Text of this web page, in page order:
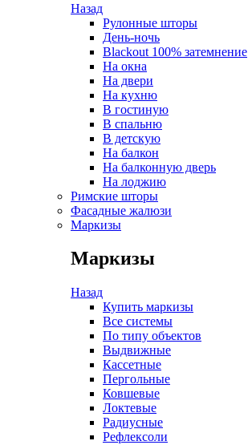
Назад
Рулонные шторы
День-ночь
Blackout 100% затемнение
На окна
На двери
На кухню
В гостиную
В спальню
В детскую
На балкон
На балконную дверь
На лоджию
Римские шторы
Фасадные жалюзи
Маркизы
Маркизы
Назад
Купить маркизы
Все системы
По типу объектов
Выдвижные
Кассетные
Пергольные
Ковшевые
Локтевые
Радиусные
Рефлексоли